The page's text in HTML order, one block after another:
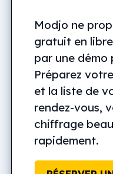
Modjo ne
gratuit en
par une démo
Préparez
et la liste de
rendez-vous,
chiffrage
rapidement.